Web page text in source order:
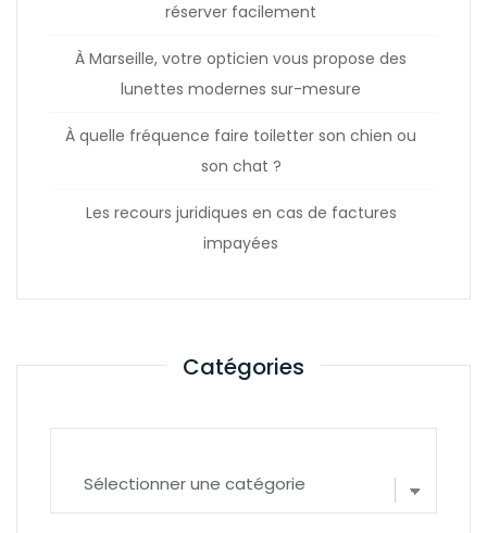
réserver facilement
À Marseille, votre opticien vous propose des
lunettes modernes sur-mesure
À quelle fréquence faire toiletter son chien ou
son chat ?
Les recours juridiques en cas de factures
impayées
Catégories